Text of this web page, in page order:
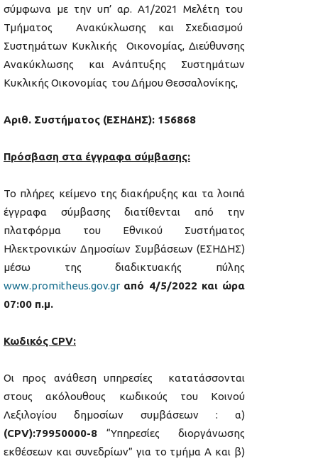
σύμφωνα με την υπ’ αρ. Α1/2021 Μελέτη του
Τμήματος Ανακύκλωσης και Σχεδιασμού
Συστημάτων Κυκλικής Οικονομίας, Διεύθυνσης
Ανακύκλωσης και Ανάπτυξης Συστημάτων
Κυκλικής Οικονομίας του Δήμου Θεσσαλονίκης,
Αριθ. Συστήματος (ΕΣΗΔΗΣ): 156868
Πρόσβαση στα έγγραφα σύμβασης:
Το πλήρες κείμενο της διακήρυξης και τα λοιπά
έγγραφα σύμβασης διατίθενται από την
πλατφόρμα του Εθνικού Συστήματος
Ηλεκτρονικών Δημοσίων Συμβάσεων (ΕΣΗΔΗΣ)
μέσω της διαδικτυακής πύλης
www.promitheus.gov.gr από 4/5/2022 και ώρα
07:00 π.μ.
Κωδικός CPV:
Οι προς ανάθεση υπηρεσίες κατατάσσονται
στους ακόλουθους κωδικούς του Κοινού
Λεξιλογίου δημοσίων συμβάσεων : α)
(CPV):79950000-8 “Υπηρεσίες διοργάνωσης
εκθέσεων και συνεδρίων” για το τμήμα Α και β)